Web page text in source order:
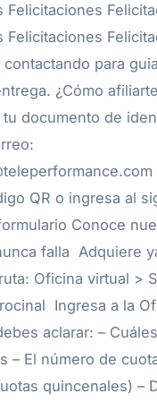
Felicitaciones
Felicitaciones
para
¿Cómo
documento de
QR o ingresa al
Conoce
falla Adquiere
Oficina virtual >
Ingresa a la
aclarar: –
– El número de
quincenales) –